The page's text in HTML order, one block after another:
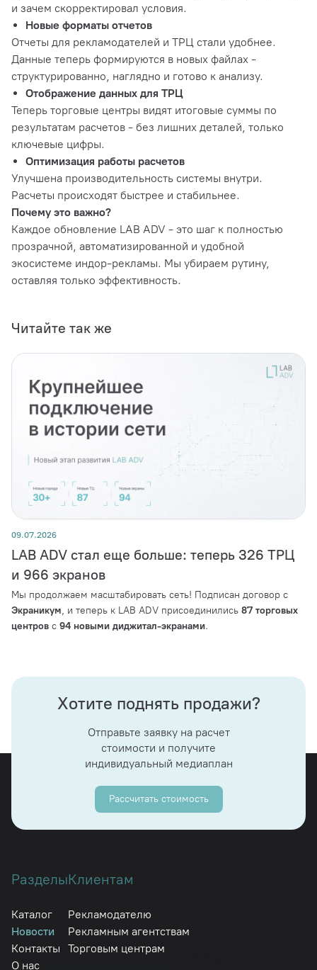
и зачем скорректировал условия.
Новые форматы отчетов
Отчеты для рекламодателей и ТРЦ стали удобнее.
Данные теперь формируются в новых файлах -
структурированно, наглядно и готово к анализу.
Отображение данных для ТРЦ
Теперь торговые центры видят итоговые суммы по
результатам расчетов - без лишних деталей, только
ключевые цифры.
Оптимизация работы расчетов
Улучшена производительность системы внутри.
Расчеты происходят быстрее и стабильнее.
Почему это важно?
Каждое обновление LAB ADV - это шаг к полностью
прозрачной, автоматизированной и удобной
экосистеме индор-рекламы. Мы убираем рутину,
оставляя только эффективность.
Читайте так же
09.07.2026
LAB ADV стал еще больше: теперь 326 ТРЦ
и 966 экранов
Мы продолжаем масштабировать сеть! Подписан договор с
Экраникум, и теперь к LAB ADV присоединились 87 торговых
центров с 94 новыми диджитал-экранами.
Хотите поднять продажи?
Отправьте заявку на расчет
стоимости и получите
индивидуальный медиаплан
Рассчитать стоимость
Разделы
Каталог
Новости
Контакты
О нас
Клиентам
Рекламодателю
Рекламным агентствам
Торговым центрам